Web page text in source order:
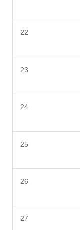
22
23
24
25
26
27